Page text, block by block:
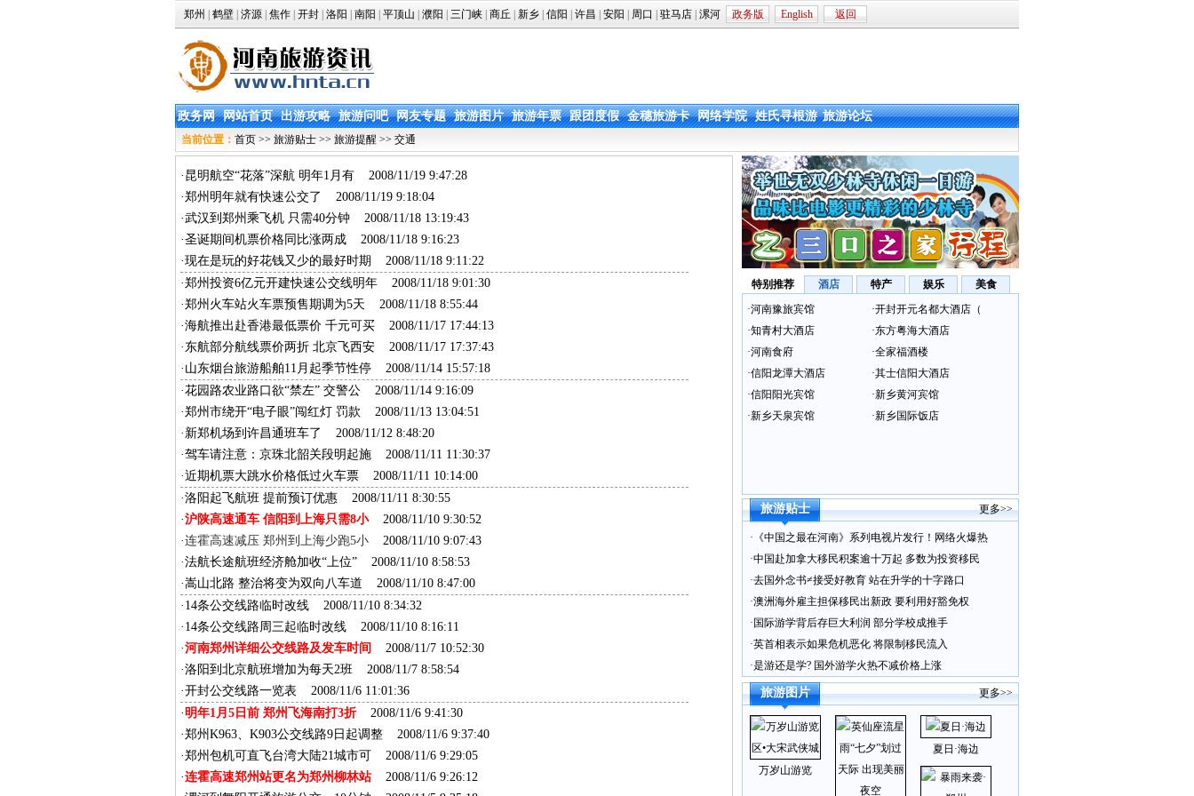
郑州 鹤壁 济源 焦作 开封 洛阳 南阳 平顶山 濮阳 三门峡 商丘 新乡 信阳 许昌 安阳 周口 驻马店 漯河 政务版 English 返回
政务网 网站首页 出游攻略 旅游问吧 网友专题 旅游图片 旅游年票 跟团度假 金穗旅游卡 网络学院 姓氏寻根游 旅游论坛
当前位置： 首页 >> 旅游贴士 >> 旅游提醒 >> 交通
· 昆明航空“花落”深航 明年1月有 2008/11/19 9:47:28
·郑州明年就有快速公交了
2008/11/19 9:18:04
·武汉到郑州乘飞机 只需40分钟 2008/11/18 13:19:43
·圣诞期间机票价格同比涨两成 2008/11/18 9:16:23
·现在是玩的好花钱又少的最好时期
2008/11/18 9:11:22
·郑州投资6亿元开建快速公交线明年 2008/11/18 9:01:30
·郑州火车站火车票预售期调为5天 2008/11/18 8:55:44
·海航推出赴香港最低票价 千元可买 2008/11/17 17:44:13
· 东航部分航线票价两折 北京飞西安 2008/11/17 17:37:43
· 山东烟台旅游船舶11月起季节性停 2008/11/14 15:57:18
·花园路农业路口欲“禁左” 交警公 2008/11/14 9:16:09
·郑州市绕开“电子眼”闯红灯 罚款 2008/11/13 13:04:51
· 新郑机场到许昌通班车了
2008/11/12 8:48:20
·驾车请注意：京珠北韶关段明起施 2008/11/11 11:30:37
·近期机票大跳水价格低过火车票 2008/11/11 10:14:00
·洛阳起飞航班 提前预订优惠 2008/11/11 8:30:55
·沪陕高速通车 信阳到上海只需8小2008/11/10 9:30:52
·连霍高速减压 郑州到上海少跑5小 2008/11/10 9:07:43
·法航长途航班经济舱加收“上位” 2008/11/10 8:58:53
·嵩山北路 整治将变为双向八车道 2008/11/10 8:47:00
· 14条公交线路临时改线 2008/11/10 8:34:32
· 14条公交线路周三起临时改线 2008/11/10 8:16:11
·河南郑州详细公交线路及发车时间
2008/11/7 10:52:30
·洛阳到北京航班增加为每天2班 2008/11/7 8:58:54
·开封公交线路一览表 2008/11/6 11:01:36
· 明年1月5日前 郑州飞海南打3折2008/11/6 9:41:30
·郑州K963、K903公交线路9日起调整 2008/11/6 9:37:40
·郑州包机可直飞台湾大陆21城市可 2008/11/6 9:29:05
·连霍高速郑州站更名为郑州柳林站2008/11/6 9:26:12
特别推荐 酒店 特产 娱乐
美食
·河南豫旅宾馆 ·开封开元名都大酒店（
·知青村大酒店 ·东方粤海大酒店
·河南食府 ·全家福酒楼
·信阳龙潭大酒店 ·其士信阳大酒店
·信阳阳光宾馆 ·新乡黄河宾馆
·新乡天泉宾馆 ·新乡国际饭店
旅游贴士 更多>>
· 《中国之最在河南》系列电视片发行！网络火爆热
·中国赴加拿大移民积案逾十万起 多数为投资移民
·去国外念书≠接受好教育 站在升学的十字路口
·澳洲海外雇主担保移民出新政 要利用好豁免权
· 国际游学背后存巨大利润 部分学校成推手
·英首相表示如果危机恶化 将限制移民流入
·是游还是学? 国外游学火热不减价格上涨
旅游图片 更多>>
万岁山游览
夏日·海边